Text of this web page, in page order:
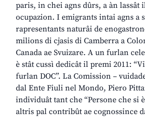
paris, in chei agns dûrs, a àn
ocupazion. I emigrants intai agns a
rapresentants naturâi de
milions di cjasis di Camberra a
Canada ae Svuizare. A un furlan
è stât cussì dedicât il premi 2011:
furlan DOC”. La Comission –
dal Ente Fiuli nel Mondo, Piero
individuât tant che “Persone che si
altris pal contribût ae cognossince